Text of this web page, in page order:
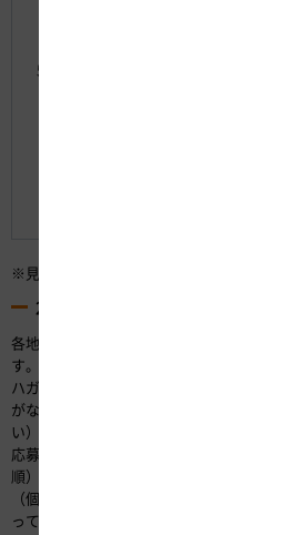
5
※見学内容は、都合により変更となる場合
2.募集要項
各地区での募集要件を満たしていれば、
す。
ハガキに、参加希望地区名と、参加を希
がな）・年齢・住所・電話番号（なるべ
い）を記載のうえ、下記の宛先までお送
応募者多数の場合は、抽選とさせてい
順）
（個人データに関しては、本目的以外
って破棄します。）